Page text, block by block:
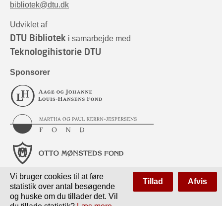
bibliotek@dtu.dk
Udviklet af
DTU Bibliotek i samarbejde med
Teknologihistorie DTU
Sponsorer
Vi bruger cookies til at føre
statistik over antal besøgende
og huske om du tillader det. Vil
Tillad Afvis